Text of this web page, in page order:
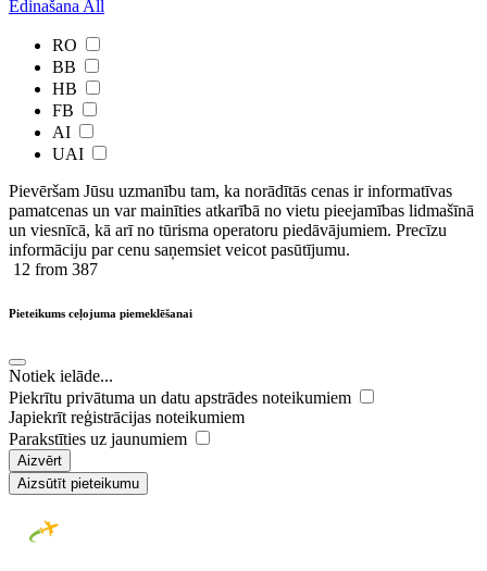
Ēdinašana All
RO
BB
HB
FB
AI
UAI
Pievēršam Jūsu uzmanību tam, ka norādītās cenas ir ​informatīvas ​
pamatcenas un var mainīties atkarībā ​no ​vietu pieejamības lidmašīnā
un viesnīcā, kā arī no tūrisma operatoru piedāvājumiem. Precīzu
informāciju par cenu saņemsiet veicot pasūtījumu.
12 from 387
Pieteikums ceļojuma piemeklēšanai
Notiek ielāde...
Piekrītu privātuma un datu apstrādes noteikumiem
Japiekrīt reģistrācijas noteikumiem
Parakstīties uz jaunumiem
Aizvērt
Aizsūtīt pieteikumu